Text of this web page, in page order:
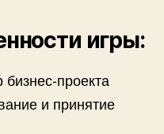
игры:
проекта
и принятие